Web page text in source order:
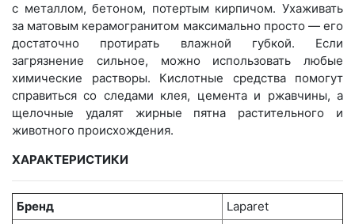
с металлом, бетоном, потертым кирпичом. Ухаживать
за матовым керамогранитом максимально просто — его
достаточно протирать влажной губкой. Если
загрязнение сильное, можно использовать любые
химические растворы. Кислотные средства помогут
справиться со следами клея, цемента и ржавчины, а
щелочные удалят жирные пятна растительного и
животного происхождения.
ХАРАКТЕРИСТИКИ
Бренд Laparet